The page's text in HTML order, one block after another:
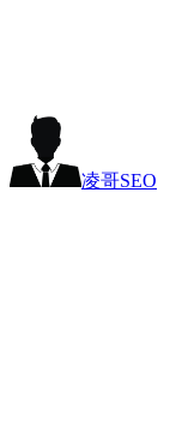
凌哥SEO